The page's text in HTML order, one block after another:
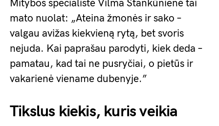
Mitybos specialistė Vilma Stankūnienė tai
mato nuolat: „Ateina žmonės ir sako –
valgau avižas kiekvieną rytą, bet svoris
nejuda. Kai paprašau parodyti, kiek deda –
pamatau, kad tai ne pusryčiai, o pietūs ir
vakarienė viename dubenyje.”
Tikslus kiekis, kuris veikia